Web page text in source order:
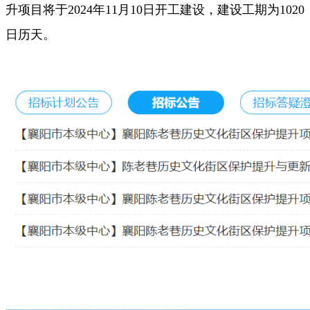
升项目将于2024年11月10日开工建设，建设工期为1020
日历天。